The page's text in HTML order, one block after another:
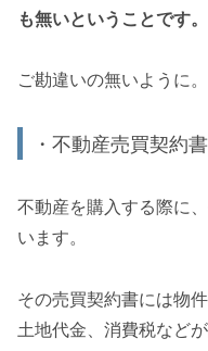
も無いということです。
ご勘違いの無いように。
・不動産売買契約書
不動産を購入する際に
います。
その売買契約書には物
土地代金、消費税など